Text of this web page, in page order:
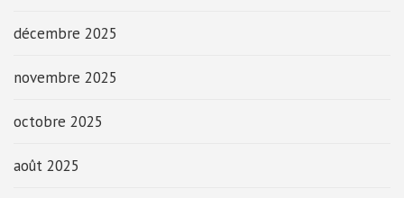
décembre 2025
novembre 2025
octobre 2025
août 2025